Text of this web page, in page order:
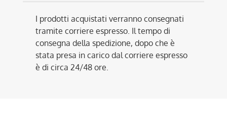
I prodotti acquistati verranno consegnati
tramite corriere espresso. Il tempo di
consegna della spedizione, dopo che è
stata presa in carico dal corriere espresso
è di circa 24/48 ore.